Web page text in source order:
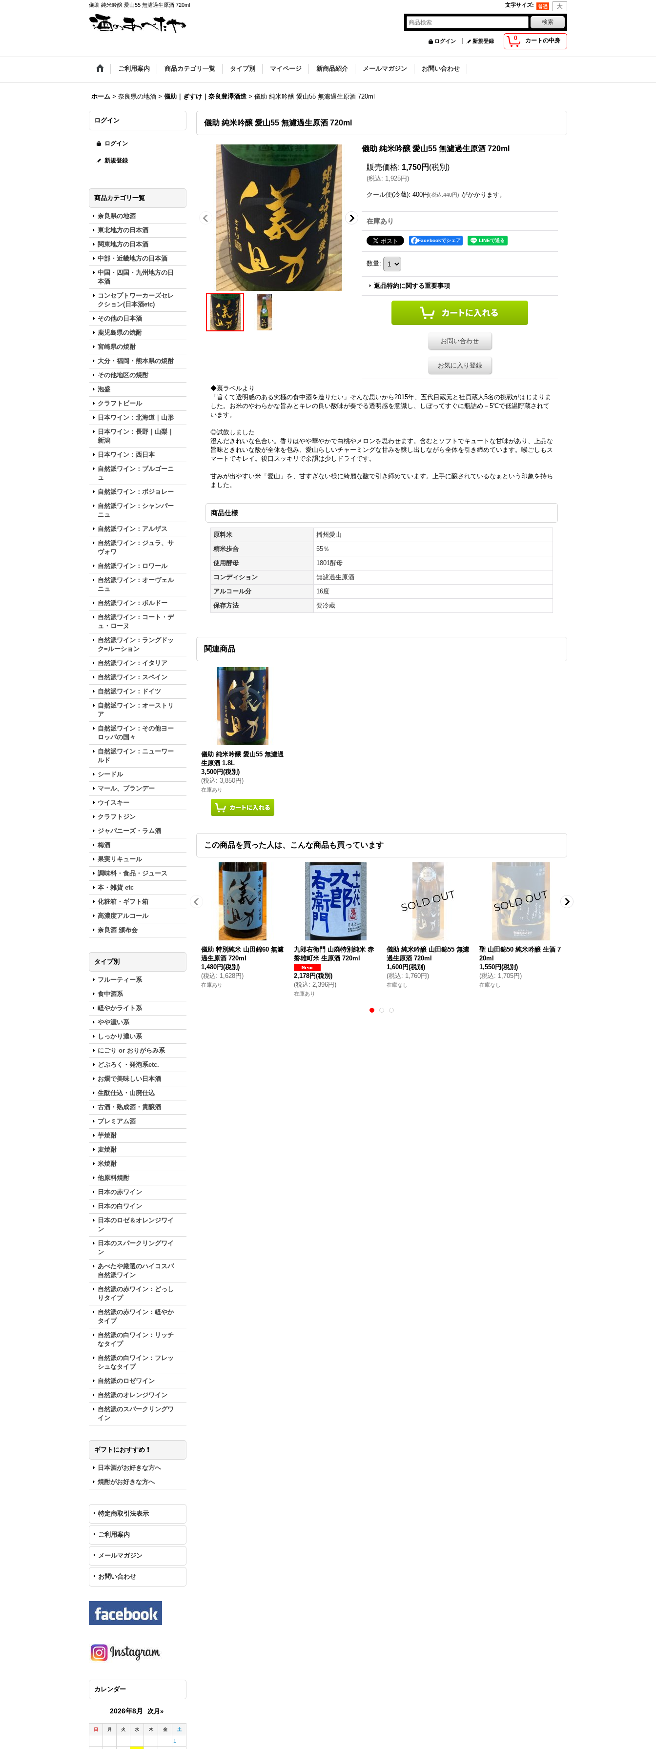
儀助 純米吟醸 愛山55 無濾過生原酒 720ml 文字サイズ:
0 カートの中身
ログイン 新規登録
ご利用案内 商品カテゴリ一覧 タイプ別 マイページ 新商品紹介 メールマガジン お問い合わせ
ホーム > 奈良県の地酒 > 儀助｜ぎすけ｜奈良豊澤酒造 > 儀助 純米吟醸 愛山55 無濾過生原酒 720ml
ログイン
ログイン
新規登録
商品カテゴリ一覧
奈良県の地酒
東北地方の日本酒
関東地方の日本酒
中部・近畿地方の日本酒
中国・四国・九州地方の日
本酒
コンセプトワーカーズセレ
クション(日本酒etc)
その他の日本酒
鹿児島県の焼酎
宮崎県の焼酎
大分・福岡・熊本県の焼酎
その他地区の焼酎
泡盛
クラフトビール
日本ワイン：北海道｜山形
日本ワイン：長野｜山梨｜
新潟
日本ワイン：西日本
自然派ワイン：ブルゴーニ
ュ
自然派ワイン：ボジョレー
自然派ワイン：シャンパー
ニュ
自然派ワイン：アルザス
自然派ワイン：ジュラ、サ
ヴォワ
自然派ワイン：ロワール
自然派ワイン：オーヴェル
ニュ
自然派ワイン：ボルドー
自然派ワイン：コート・デ
ュ・ローヌ
自然派ワイン：ラングドッ
ク=ルーション
自然派ワイン：イタリア
自然派ワイン：スペイン
自然派ワイン：ドイツ
自然派ワイン：オーストリ
ア
自然派ワイン：その他ヨー
ロッパの国々
自然派ワイン：ニューワー
ルド
シードル
マール、ブランデー
ウイスキー
クラフトジン
ジャパニーズ・ラム酒
梅酒
果実リキュール
調味料・食品・ジュース
本・雑貨 etc
化粧箱・ギフト箱
高濃度アルコール
奈良酒 頒布会
タイプ別
フルーティー系
食中酒系
軽やかライト系
やや濃い系
しっかり濃い系
にごり or おりがらみ系
どぶろく・発泡系etc.
お燗で美味しい日本酒
生酛仕込・山廃仕込
古酒・熟成酒・貴醸酒
プレミアム酒
芋焼酎
麦焼酎
米焼酎
他原料焼酎
日本の赤ワイン
日本の白ワイン
日本のロゼ＆オレンジワイ
ン
日本のスパークリングワイ
ン
あべたや厳選のハイコスパ
自然派ワイン
自然派の赤ワイン：どっし
りタイプ
自然派の赤ワイン：軽やか
タイプ
自然派の白ワイン：リッチ
なタイプ
自然派の白ワイン：フレッ
シュなタイプ
自然派のロゼワイン
自然派のオレンジワイン
自然派のスパークリングワ
イン
ギフトにおすすめ ❗️
日本酒がお好きな方へ
焼酎がお好きな方へ
特定商取引法表示
ご利用案内
メールマガジン
お問い合わせ
カレンダー
2026年8月 次月»
日 月 火 水 木 金 土
1
儀助 純米吟醸 愛山55 無濾過生原酒 720ml
儀助 純米吟醸 愛山55 無濾過生原酒 720ml
販売価格: 1,750円 (税別)
(税込: 1,925円)
クール便(冷蔵): 400円(税込:440円) がかかります。
在庫あり
Facebookでシェア
数量:
返品特約に関する重要事項
お問い合わせ
お気に入り登録
◆裏ラベルより
「旨くて透明感のある究極の食中酒を造りたい」そんな思いから2015年、五代目蔵元と社員蔵人5名の挑戦がはじまりま
した。お米のやわらかな旨みとキレの良い酸味が奏でる透明感を意識し、しぼってすぐに瓶詰め－5℃で低温貯蔵されて
います。
◎試飲しました
澄んだきれいな色合い。香りはやや華やかで白桃やメロンを思わせます。含むとソフトでキュートな甘味があり、上品な
旨味ときれいな酸が全体を包み、愛山らしいチャーミングな甘みを醸し出しながら全体を引き締めています。喉ごしもス
マートでキレイ。後口スッキリで余韻は少しドライです。
甘みが出やすい米「愛山」を、甘すぎない様に綺麗な酸で引き締めています。上手に醸されているなぁという印象を持ち
ました。
商品仕様
原料米
播州愛山
精米歩合
55％
使用酵母
1801酵母
コンディション
無濾過生原酒
アルコール分
16度
保存方法
要冷蔵
関連商品
儀助 純米吟醸 愛山55 無濾過
生原酒 1.8L
3,500円(税別)
(税込: 3,850円)
在庫あり
この商品を買った人は、こんな商品も買っています
儀助 特別純米 山田錦60 無濾
過生原酒 720ml
1,480円(税別)
(税込: 1,628円)
在庫あり
九郎右衛門 山廃特別純米 赤
磐雄町米 生原酒 720ml
2,178円(税別)
(税込: 2,396円)
在庫あり
儀助 純米吟醸 山田錦55 無濾
過生原酒 720ml
1,600円(税別)
(税込: 1,760円)
在庫なし
聖 山田錦50 純米吟醸 生酒 7
20ml
1,550円(税別)
(税込: 1,705円)
在庫なし